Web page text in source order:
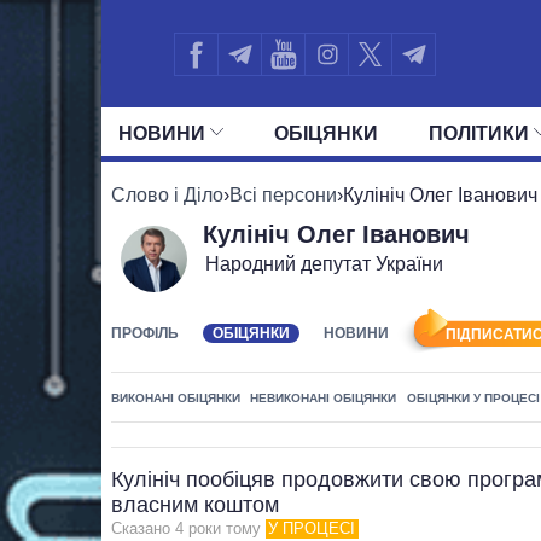
НОВИНИ ОБIЦЯНКИ ПОЛIТИКИ
УСІ ПОЛІТИКИ ПРЕЗИДЕНТ І ОФІС
Слово і Діло›Всі персони›Кулініч Олег Іванович
Кулініч Олег Іванович
Народний депутат України
ПРОФІЛЬ ОБІЦЯНКИ НОВИНИ
ВИКОНАНІ ОБІЦЯНКИ НЕВИКОНАНІ ОБІЦЯНКИ ОБІЦЯНКИ У ПРОЦЕСІ
Кулініч пообіцяв продовжити свою
власним коштом
Сказано 4 роки тому У ПРОЦЕСІ